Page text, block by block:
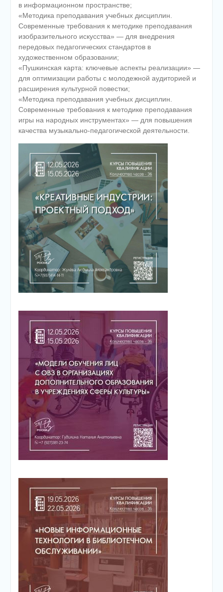
в информационном пространстве;
«Методика преподавания учебных дисциплин.
Современные требования к методике преподавания
изобразительного искусства» — для внедрения
передовых педагогических стандартов в
художественном образовании;
«Пушкинская карта: ключевые аспекты реализации» —
для оптимизации работы с молодежной аудиторией и
расширения культурной повестки;
«Методика преподавания учебных дисциплин.
Современные требования к методике преподавания
игры на народных инструментах» — для повышения
качества музыкально-педагогической деятельности.